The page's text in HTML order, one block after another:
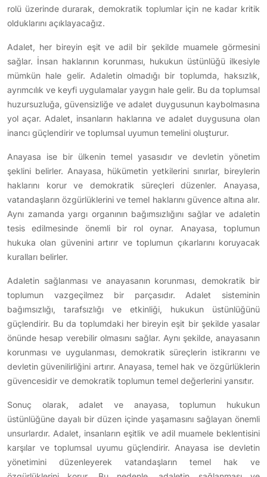
rolü üzerinde durarak, demokratik toplumlar için ne kadar kritik
olduklarını açıklayacağız.
Adalet, her bireyin eşit ve adil bir şekilde muamele görmesini
sağlar. İnsan haklarının korunması, hukukun üstünlüğü ilkesiyle
mümkün hale gelir. Adaletin olmadığı bir toplumda, haksızlık,
ayrımcılık ve keyfi uygulamalar yaygın hale gelir. Bu da toplumsal
huzursuzluğa, güvensizliğe ve adalet duygusunun kaybolmasına
yol açar. Adalet, insanların haklarına ve adalet duygusuna olan
inancı güçlendirir ve toplumsal uyumun temelini oluşturur.
Anayasa ise bir ülkenin temel yasasıdır ve devletin yönetim
şeklini belirler. Anayasa, hükümetin yetkilerini sınırlar, bireylerin
haklarını korur ve demokratik süreçleri düzenler. Anayasa,
vatandaşların özgürlüklerini ve temel haklarını güvence altına alır.
Aynı zamanda yargı organının bağımsızlığını sağlar ve adaletin
tesis edilmesinde önemli bir rol oynar. Anayasa, toplumun
hukuka olan güvenini artırır ve toplumun çıkarlarını koruyacak
kuralları belirler.
Adaletin sağlanması ve anayasanın korunması, demokratik bir
toplumun vazgeçilmez bir parçasıdır. Adalet sisteminin
bağımsızlığı, tarafsızlığı ve etkinliği, hukukun üstünlüğünü
güçlendirir. Bu da toplumdaki her bireyin eşit bir şekilde yasalar
önünde hesap verebilir olmasını sağlar. Aynı şekilde, anayasanın
korunması ve uygulanması, demokratik süreçlerin istikrarını ve
devletin güvenilirliğini artırır. Anayasa, temel hak ve özgürlüklerin
güvencesidir ve demokratik toplumun temel değerlerini yansıtır.
Sonuç olarak, adalet ve anayasa, toplumun hukukun
üstünlüğüne dayalı bir düzen içinde yaşamasını sağlayan önemli
unsurlardır. Adalet, insanların eşitlik ve adil muamele beklentisini
karşılar ve toplumsal uyumu güçlendirir. Anayasa ise devletin
yönetimini düzenleyerek vatandaşların temel hak ve